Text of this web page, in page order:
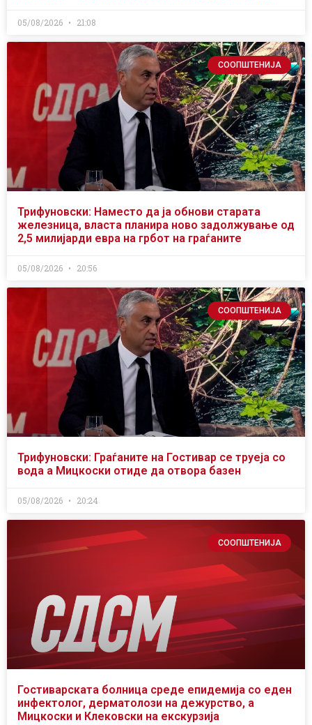
05/08/2026 21:08
СООПШТЕНИЈА
Трифуновски: Наместо да ја обнови старата
железница, власта планира ново задолжување од
2,5 милијарди евра на грбот на граѓаните
05/08/2026 20:56
СООПШТЕНИЈА
Трифуновски: Граѓаните на Гостивар се труеја со
вода а Мицкоски отиде да отвора базен
05/08/2026 20:24
СООПШТЕНИЈА
Гостиварската болница среде епидемија со еден
инфектолог, дерматолози на дежурство, а
Мицкоски и Клековски на екскурзија